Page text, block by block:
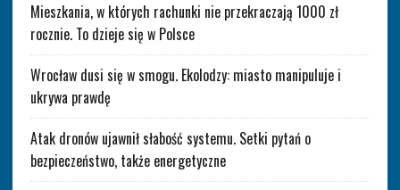
Mieszkania, w których rachunki nie przekraczają 1000 zł
rocznie. To dzieje się w Polsce
Wrocław dusi się w smogu. Ekolodzy: miasto manipuluje i
ukrywa prawdę
Atak dronów ujawnił słabość systemu. Setki pytań o
bezpieczeństwo, także energetyczne